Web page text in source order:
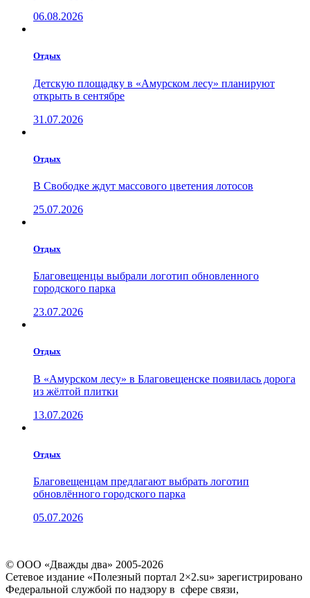
06.08.2026
Отдых
Детскую площадку в «Амурском лесу» планируют
открыть в сентябре
31.07.2026
Отдых
В Свободке ждут массового цветения лотосов
25.07.2026
Отдых
Благовещенцы выбрали логотип обновленного
городского парка
23.07.2026
Отдых
В «Амурском лесу» в Благовещенске появилась дорога
из жёлтой плитки
13.07.2026
Отдых
Благовещенцам предлагают выбрать логотип
обновлённого городского парка
05.07.2026
© ООО «Дважды два» 2005-2026
Сетевое издание «Полезный портал 2×2.su» зарегистрировано
Федеральной службой по надзору в сфере связи,